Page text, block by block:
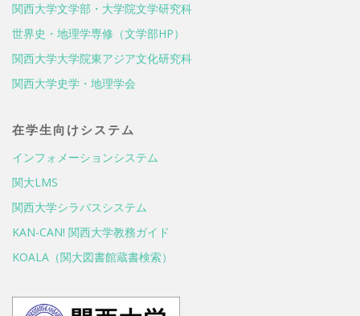
関西大学文学部・大学院文学研究科
世界史・地理学専修（文学部HP）
関西大学大学院東アジア文化研究科
関西大学史学・地理学会
在学生向けシステム
インフォメーションシステム
関大LMS
関西大学シラバスシステム
KAN-CAN! 関西大学教務ガイド
KOALA（関大図書館蔵書検索）